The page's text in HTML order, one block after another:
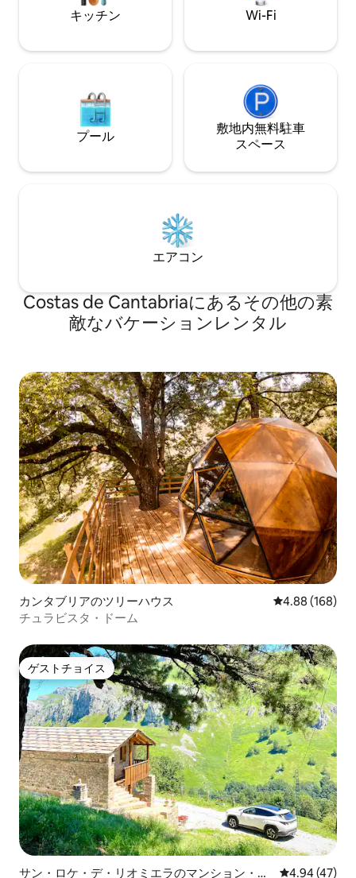
キッチン Wi-Fi
プール
敷地内無料駐⁠車
ス⁠ペ⁠ー⁠ス
エアコン
Costas de Cantabriaにあるその他の素
敵なバケーションレンタル
カンタブリアのツリーハウス レビュー168
4.88 (168)
チュラビスタ・ドーム
ゲストチョイス
ゲストチョイス
サン・ロケ・デ・リオミエラのマンション・ア レビュー47
4.94 (47)